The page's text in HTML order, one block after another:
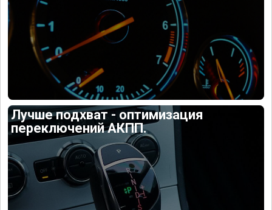
Лучше подхват - оптимизация
переключений АКПП.